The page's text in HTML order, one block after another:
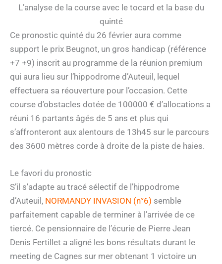
L’analyse de la course avec le tocard et la base du
quinté
Ce pronostic quinté du 26 février aura comme
support le prix Beugnot, un gros handicap (référence
+7 +9) inscrit au programme de la réunion premium
qui aura lieu sur l’hippodrome d’Auteuil, lequel
effectuera sa réouverture pour l’occasion. Cette
course d’obstacles dotée de 100000 € d’allocations a
réuni 16 partants âgés de 5 ans et plus qui
s’affronteront aux alentours de 13h45 sur le parcours
des 3600 mètres corde à droite de la piste de haies.
Le favori du pronostic
S’il s’adapte au tracé sélectif de l’hippodrome
d’Auteuil, NORMANDY INVASION (n°6) semble
parfaitement capable de terminer à l’arrivée de ce
tiercé. Ce pensionnaire de l’écurie de Pierre Jean
Denis Fertillet a aligné les bons résultats durant le
meeting de Cagnes sur mer obtenant 1 victoire un